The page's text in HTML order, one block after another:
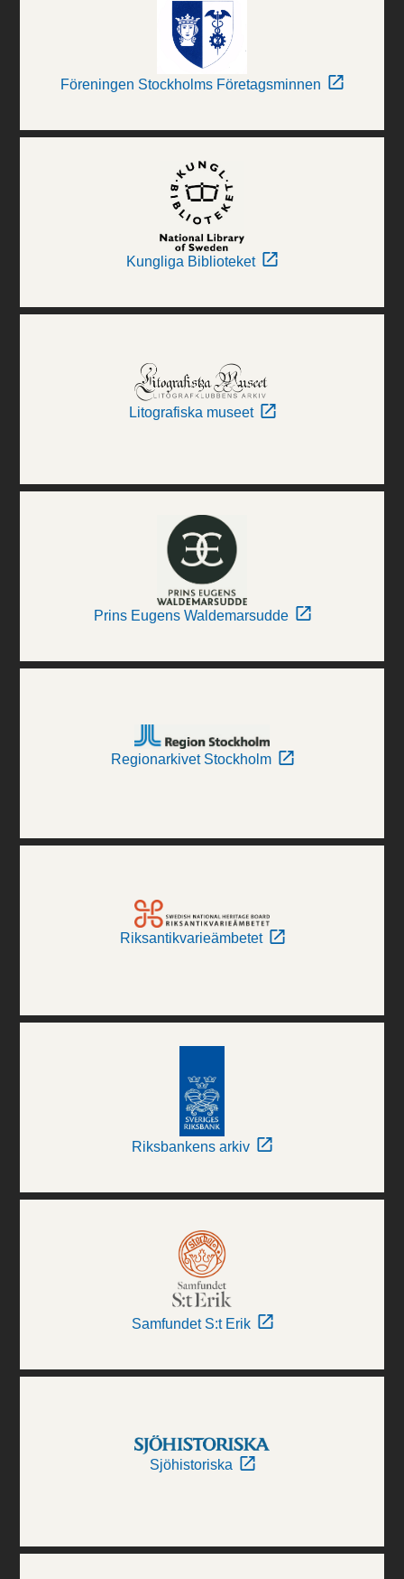
Föreningen Stockholms Företagsminnen
Kungliga Biblioteket
Litografiska museet
Prins Eugens Waldemarsudde
Regionarkivet Stockholm
Riksantikvarieämbetet
Riksbankens arkiv
Samfundet S:t Erik
Sjöhistoriska